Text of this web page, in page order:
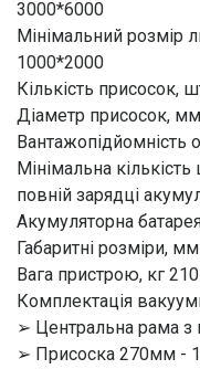
3000*6000
Мінімальний розмір
1000*2000
Кількість присосок,
Діаметр присосок,
Вантажопідйомність
Мінімальна
повній зарядці
Акумуляторна
Габаритні розміри,
Вага пристрою, кг 210
Комплектація
➢ Центральна рама з
➢ Присоска 270мм -